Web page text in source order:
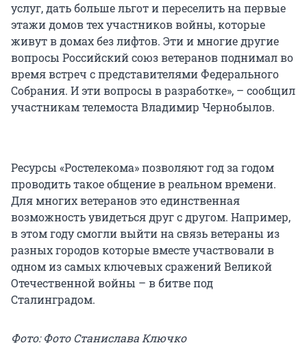
услуг, дать больше льгот и переселить на первые
этажи домов тех участников войны, которые
живут в домах без лифтов. Эти и многие другие
вопросы Российский союз ветеранов поднимал во
время встреч с представителями Федерального
Собрания. И эти вопросы в разработке», – сообщил
участникам телемоста Владимир Чернобылов.
Ресурсы «Ростелекома» позволяют год за годом
проводить такое общение в реальном времени.
Для многих ветеранов это единственная
возможность увидеться друг с другом. Например,
в этом году смогли выйти на связь ветераны из
разных городов которые вместе участвовали в
одном из самых ключевых сражений Великой
Отечественной войны – в битве под
Сталинградом.
Фото: Фото Станислава Ключко